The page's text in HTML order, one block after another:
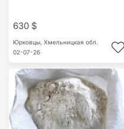
630 $
Юрковцы, Хмельницкая обл.
02-07-26